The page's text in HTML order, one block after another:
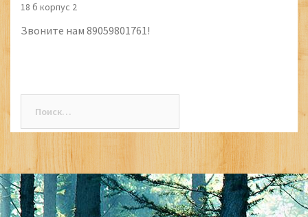
18 б корпус 2
Звоните нам 89059801761!